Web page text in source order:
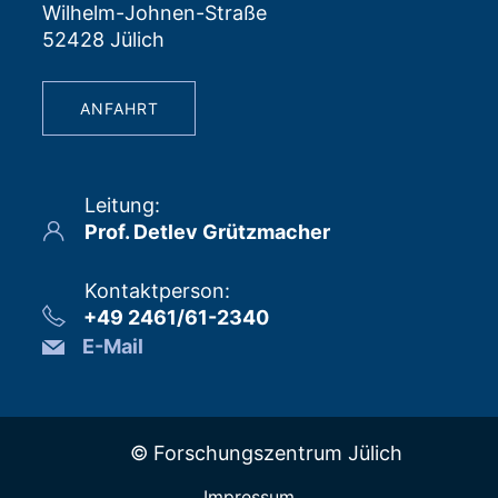
Wilhelm-Johnen-Straße
52428 Jülich
ANFAHRT
Leitung:
Prof. Detlev Grützmacher
Kontaktperson:
+49 2461/61-2340
E-Mail
© Forschungszentrum Jülich